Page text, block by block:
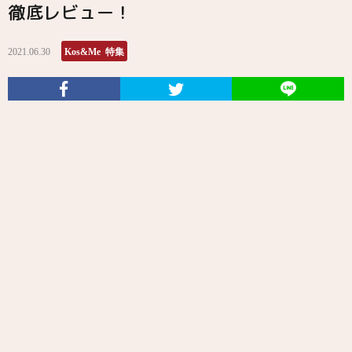
徹底レビュー！
2021.06.30 Kos&Me 特集